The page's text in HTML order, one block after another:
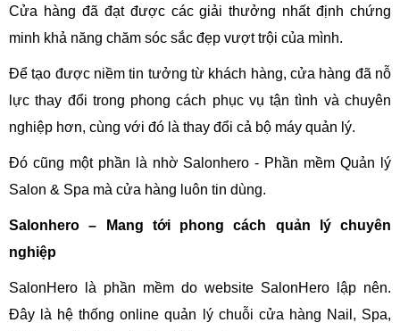
Cửa hàng đã đạt được các giải thưởng nhất định chứng
minh khả năng chăm sóc sắc đẹp vượt trội của mình.
Để tạo được niềm tin tưởng từ khách hàng, cửa hàng đã nỗ
lực thay đổi trong phong cách phục vụ tận tình và chuyên
nghiệp hơn, cùng với đó là thay đổi cả bộ máy quản lý.
Đó cũng một phần là nhờ Salonhero - Phần mềm Quản lý
Salon & Spa mà cửa hàng luôn tin dùng.
Salonhero – Mang tới phong cách quản lý chuyên
nghiệp
SalonHero là phần mềm do website SalonHero lập nên.
Đây là hệ thống online quản lý chuỗi cửa hàng Nail, Spa,